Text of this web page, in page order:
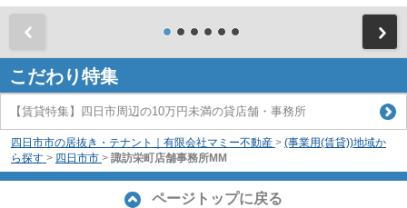
こだわり特集
【賃貸特集】四日市周辺の10万円未満の貸店舗・事務所
四日市市の居抜き・テナント｜有限会社マミー不動産 > (事業用(賃貸))地域か
ら探す > 四日市市 > 諏訪栄町店舗事務所MM
ページトップに戻る